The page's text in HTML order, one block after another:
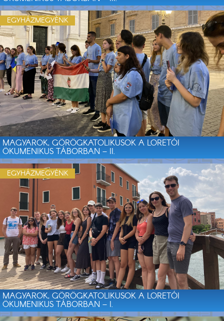
MAGYAROK, GÖRÖGKATOLIKUSOK A LORETÓI
ÖKUMENIKUS TÁBORBAN – II.
EGYHÁZMEGYÉNK
MAGYAROK, GÖRÖGKATOLIKUSOK A LORETÓI
ÖKUMENIKUS TÁBORBAN – I.
EGYHÁZMEGYÉNK